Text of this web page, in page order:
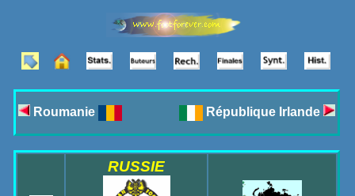
Roumanie République Irlande
RUSSIE